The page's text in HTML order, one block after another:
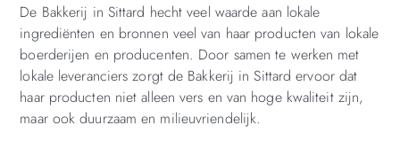
De Bakkerij in Sittard hecht veel waarde aan lokale
ingrediënten en bronnen veel van haar producten van lokale
boerderijen en producenten. Door samen te werken met
lokale leveranciers zorgt de Bakkerij in Sittard ervoor dat
haar producten niet alleen vers en van hoge kwaliteit zijn,
maar ook duurzaam en milieuvriendelijk.